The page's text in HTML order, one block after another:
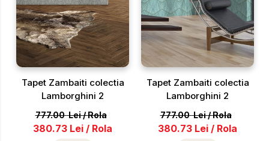
Tapet Zambaiti colectia
Lamborghini 2
777.00 Lei/Rola
380.73 Lei / Rola
Tapet Zambaiti colectia
Lamborghini 2
777.00 Lei/Rola
380.73 Lei / Rola